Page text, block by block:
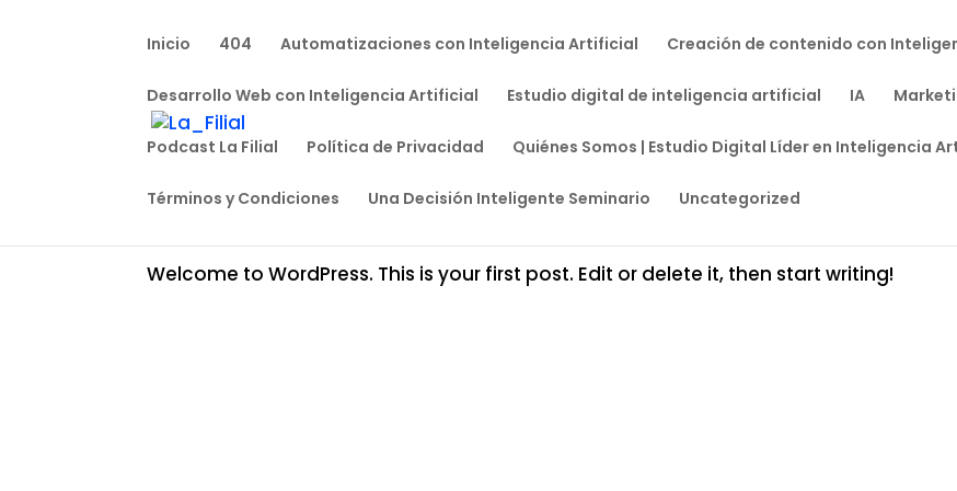
Inicio 404 Automatizaciones con Inteligencia Artificial Creación de contenido con
Desarrollo Web con Inteligencia Artificial Estudio digital de inteligencia artificial IA
Podcast La Filial Política de Privacidad Quiénes Somos | Estudio Digital Líder en Inteligencia
Términos y Condiciones Una Decisión Inteligente Seminario Uncategorized
Hello world!
lafilialdigital@gmail.com Uncategorized
Welcome to WordPress. This is your first post. Edit or delete it, then start writing!